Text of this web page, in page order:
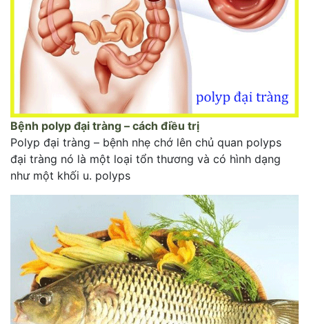
Bệnh polyp đại tràng – cách điều trị
Polyp đại tràng – bệnh nhẹ chớ lên chủ quan polyps
đại tràng nó là một loại tổn thương và có hình dạng
như một khối u. polyps